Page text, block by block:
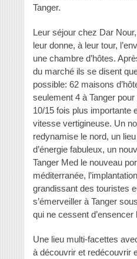
Tanger.
Leur séjour chez Dar
leur donne, à leur tour,
une chambre d’hôtes.
du marché ils se disent
possible: 62 maisons
seulement 4 à Tanger
10/15 fois plus importante
vitesse vertigineuse. Un
redynamise le nord, un
d’énergie fabuleux, un
Tanger Med le nouveau
méditerranée,
grandissant des touristes
s’émerveiller à Tanger
qui ne cessent
Une lieu multi-facettes
à découvrir et redécouvrir